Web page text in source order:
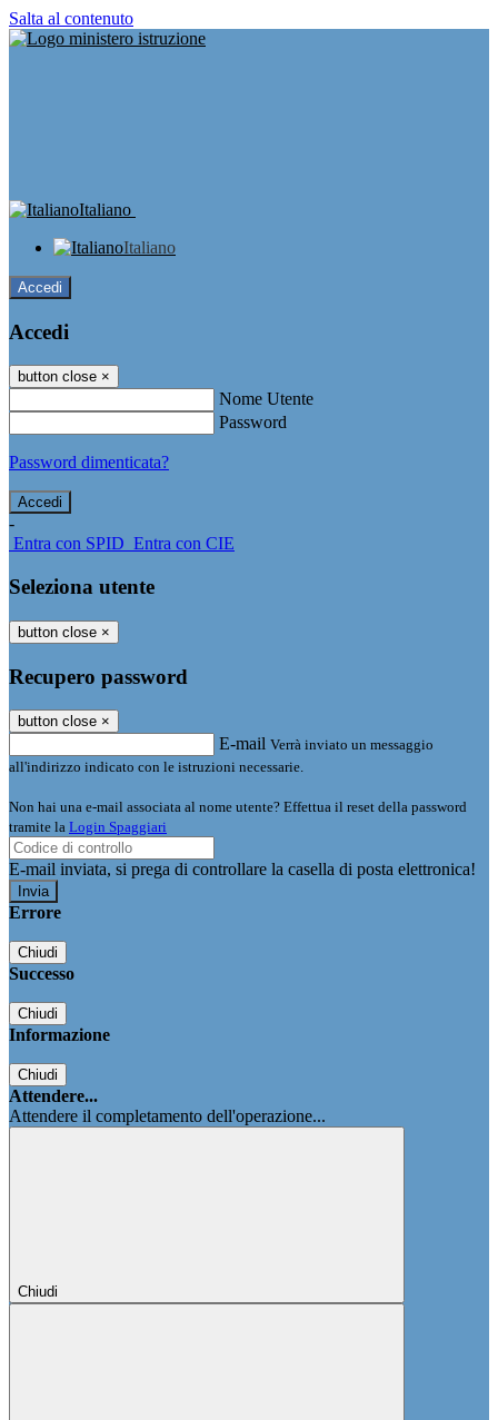
Salta al contenuto
Italiano
Italiano
Accedi
Accedi
button close ×
Nome Utente
Password
Password dimenticata?
-
Entra con SPID Entra con CIE
Seleziona utente
button close ×
Recupero password
button close ×
E-mail Verrà inviato un messaggio
all'indirizzo indicato con le istruzioni necessarie.
Non hai una e-mail associata al nome utente? Effettua il reset della password
tramite la Login Spaggiari
E-mail inviata, si prega di controllare la casella di posta elettronica!
Errore
Chiudi
Successo
Chiudi
Informazione
Chiudi
Attendere...
Attendere il completamento dell'operazione...
Chiudi